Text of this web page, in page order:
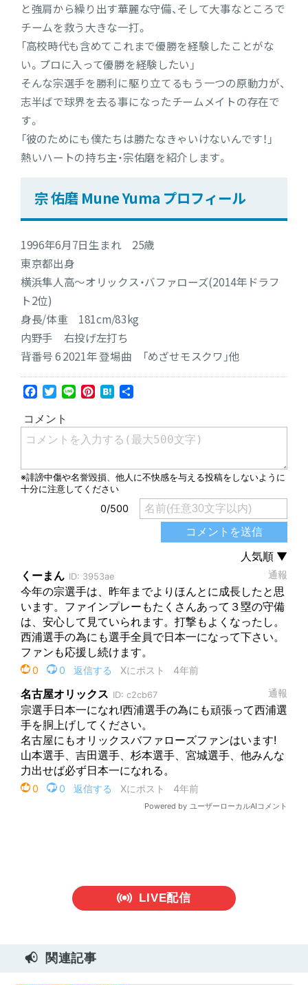
と強肩から繰り出す華麗な守備、そして大事なところで
チームを救う大きな一打。
「高校時代も含めてこれまで優勝を経験したことがな
い。プロに入って優勝を経験したい」
そんな宗選手を勝利に駆り立てるもう一つの原動力が、
志半ばで球界を去る事になったチームメイトの存在で
す。
「彼のためにも僕たちは勝たなきゃいけないんです！」
熱いハートの持ち主・宗佑磨を紹介します。
宗 佑磨 Mune Yuma プロフィール
1996年6月7日生まれ 25歳
東京都出身
横浜隼人高〜オリックス・バファローズ(2014年ドラフ
ト2位)
身長/体重 181cm/83kg
内野手 右投げ左打ち
背番号 6 2021年 登場曲 「めざせモスクワ」他
Facebook
Twitter
LinePinterest
Hatena
共
LIVE配信
関連記事